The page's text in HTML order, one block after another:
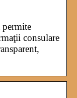
permite
consulare